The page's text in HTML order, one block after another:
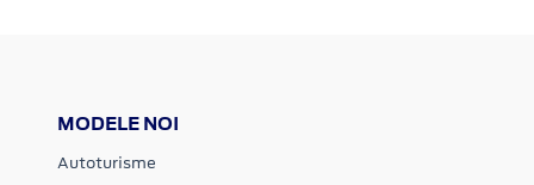
MODELE NOI
Autoturisme